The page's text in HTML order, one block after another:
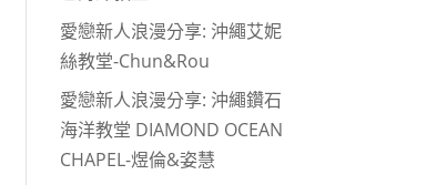
愛戀新人浪漫分享: 沖繩艾妮
絲教堂-Chun&Rou
愛戀新人浪漫分享: 沖繩鑽石
海洋教堂 DIAMOND OCEAN
CHAPEL-煜倫&姿慧